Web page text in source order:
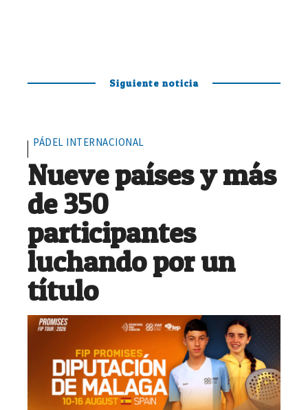
Siguiente noticia
PÁDEL INTERNACIONAL
Nueve países y más
de 350
participantes
luchando por un
título